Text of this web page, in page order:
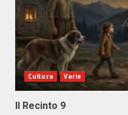
Cultura Varie
Il Recinto 9